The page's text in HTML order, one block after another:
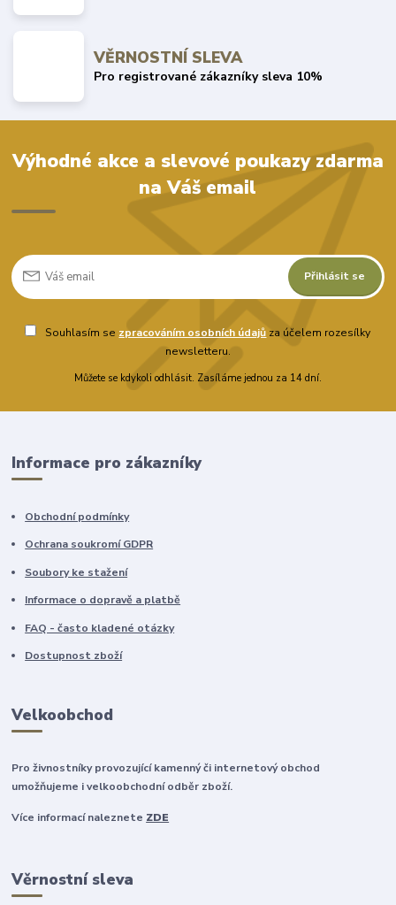
VĚRNOSTNÍ SLEVA
Pro registrované zákazníky sleva 10%
Výhodné akce a slevové poukazy zdarma
na Váš email
Přihlásit se
Souhlasím se zpracováním osobních údajů za účelem rozesílky
newsletteru.
Můžete se kdykoli odhlásit. Zasíláme jednou za 14 dní.
Informace pro zákazníky
Obchodní podmínky
Ochrana soukromí GDPR
Soubory ke stažení
Informace o dopravě a platbě
FAQ - často kladené otázky
Dostupnost zboží
Velkoobchod
Pro živnostníky provozující kamenný či internetový obchod
umožňujeme i velkoobchodní odběr zboží.
Více informací naleznete ZDE
Věrnostní sleva